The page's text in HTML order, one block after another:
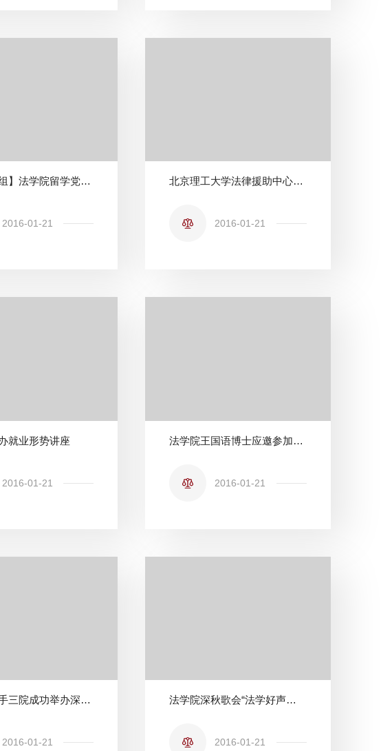
【党团小组】法学院留学党团小组经验交流会顺利举行
2016-01-21
北京理工大学法律援助中心到中南财经政法大学调研
2016-01-21
就业形势讲座
2016-01-21
法学院王国语博士应邀参加第六届葛洛薇空间法国际会议
2016-01-21
法学院携手三院成功举办深秋歌会初赛
2016-01-21
法学院深秋歌会“法学好声音”震撼开唱
2016-01-21